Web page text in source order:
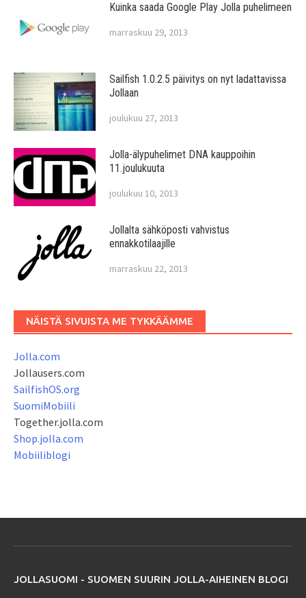
Kuinka saada Google Play Jolla puhelimeen
marraskuu 29, 2013
Sailfish 1.0.2.5 päivitys on nyt ladattavissa
Jollaan
joulukuu 27, 2013
Jolla-älypuhelimet DNA kauppoihin
11.joulukuuta
joulukuu 10, 2013
Jollalta sähköposti vahvistus
ennakkotilaajille
marraskuu 22, 2013
NÄISTÄ SIVUISTA ME TYKKÄÄMME
Jolla.com
Jollausers.com
SailfishOS.org
SuomiMobiili
Together.jolla.com
Shop.jolla.com
Mobiiliblogi
JOLLASUOMI - SUOMEN SUURIN JOLLA-AIHEINEN BLOGI